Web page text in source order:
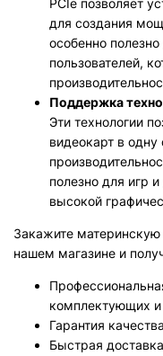
PCIe позволяет
для создания
особенно
пользователей,
Поддержка
Эти технологии
видеокарт в
полезно для игр
высокой
Закажите материнскую
нашем магазине и
комплектующих
Гарантия
Быстрая